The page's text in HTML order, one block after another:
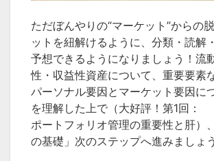
ただぼんやりの“マーケット”からの
ットを紐解けるように、分類・読解・
予想できるようになりましょう！流
性・収益性資産について、重要要素
パーソナル要因とマーケット要因に
を理解した上で（大好評！第1回：
ポートフォリオ管理の重要性と肝）
の基礎」次のステップへ進みましょう